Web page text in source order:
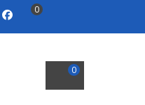
0
0